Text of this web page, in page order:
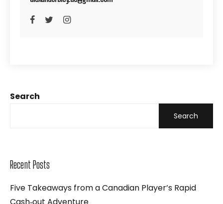
Search
Search
Recent Posts
Five Takeaways from a Canadian Player’s Rapid